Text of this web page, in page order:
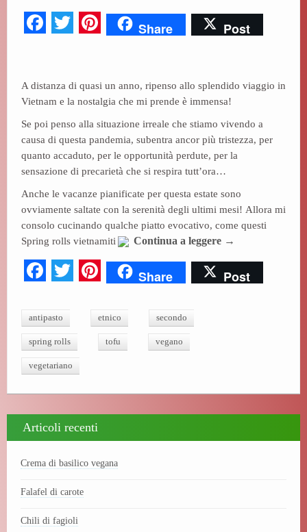
Fa
ok
T
r
Pi
es
t
Share Post
A distanza di quasi un anno, ripenso allo splendido viaggio in
Vietnam e la nostalgia che mi prende è immensa!
Se poi penso alla situazione irreale che stiamo vivendo a
causa di questa pandemia, subentra ancor più tristezza, per
quanto accaduto, per le opportunità perdute, per la
sensazione di precarietà che si respira tutt’ora…
Anche le vacanze pianificate per questa estate sono
ovviamente saltate con la serenità degli ultimi mesi! Allora mi
consolo cucinando qualche piatto evocativo, come questi
Spring rolls vietnamiti
Continua a leggere →
Fa
bo
ok
T
Pi
er
es
t
Share Post
antipasto etnico secondo
spring rolls tofu vegano
vegetariano
Articoli recenti
Crema di basilico vegana
Falafel di carote
Chili di fagioli